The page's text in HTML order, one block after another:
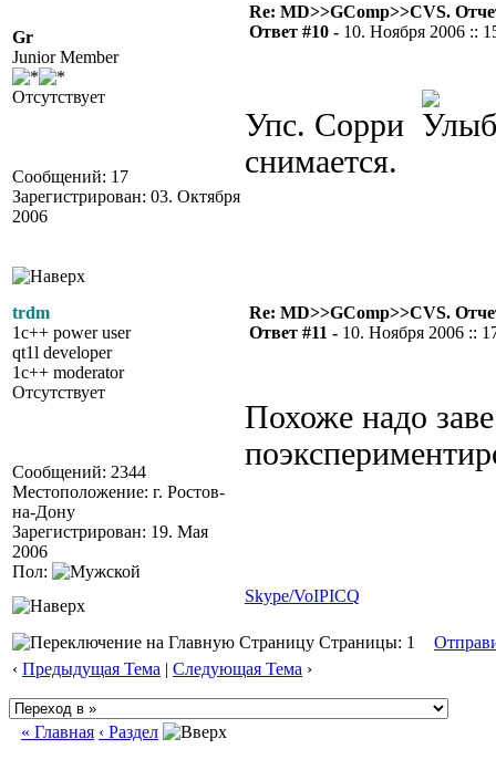
Gr
Junior Member
Отсутствует
Сообщений: 17
Зарегистрирован: 03. Октября
2006
Re: MD>>GComp>>CVS.
Ответ #10 - 10. Ноября 2006 ::
Упс. Сорри
снимается.
trdm
1c++ power user
qt1l developer
1c++ moderator
Отсутствует
Сообщений: 2344
Местоположение: г. Ростов-
на-Дону
Зарегистрирован: 19. Мая
2006
Пол:
Re: MD>>GComp>>CVS.
Ответ #11 - 10. Ноября 2006 ::
Похоже надо
Skype/VoIPICQ
Страницы: 1
‹ Предыдущая Тема | Следующая Тема ›
« Главная ‹ Раздел